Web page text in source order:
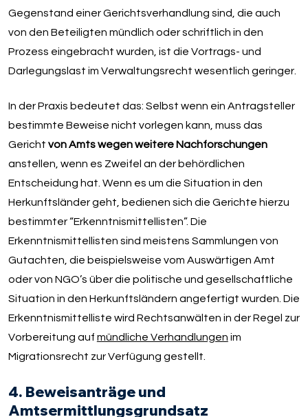
Gegenstand einer Gerichtsverhandlung sind, die auch
von den Beteiligten mündlich oder schriftlich in den
Prozess eingebracht wurden, ist die Vortrags- und
Darlegungslast im Verwaltungsrecht wesentlich geringer.
In der Praxis bedeutet das: Selbst wenn ein Antragsteller
bestimmte Beweise nicht vorlegen kann, muss das
Gericht von Amts wegen weitere Nachforschungen
anstellen, wenn es Zweifel an der behördlichen
Entscheidung hat. Wenn es um die Situation in den
Herkunftsländer geht, bedienen sich die Gerichte hierzu
bestimmter “Erkenntnismittellisten”. Die
Erkenntnismittellisten sind meistens Sammlungen von
Gutachten, die beispielsweise vom Auswärtigen Amt
oder von NGO’s über die politische und gesellschaftliche
Situation in den Herkunftsländern angefertigt wurden. Die
Erkenntnismittelliste wird Rechtsanwälten in der Regel zur
Vorbereitung auf mündliche Verhandlungen im
Migrationsrecht zur Verfügung gestellt.
4. Beweisanträge und
Amtsermittlungsgrundsatz